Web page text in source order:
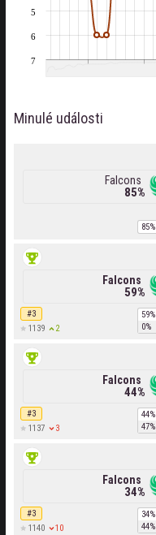
5
6
7
Minulé události
Falcons
85%
85%
#3
1139
2
Falcons
59%
59%
0%
#3
1137
3
Falcons
44%
44%
47%
#3
1140
10
Falcons
34%
34%
44%